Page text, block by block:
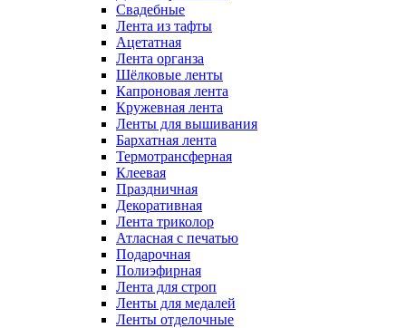
Свадебные
Лента из тафты
Ацетатная
Лента органза
Шёлковые ленты
Капроновая лента
Кружевная лента
Ленты для вышивания
Бархатная лента
Термотрансферная
Клеевая
Праздничная
Декоративная
Лента триколор
Атласная с печатью
Подарочная
Полиэфирная
Лента для строп
Ленты для медалей
Ленты отделочные